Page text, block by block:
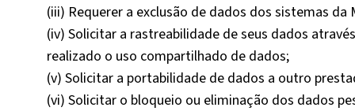
(iii) Requerer a exclusão de dados dos sistemas
(iv) Solicitar a rastreabilidade de seus dados
realizado o uso compartilhado de dados;
(v) Solicitar a portabilidade de dados a outro
(vi) Solicitar o bloqueio ou eliminação dos dados